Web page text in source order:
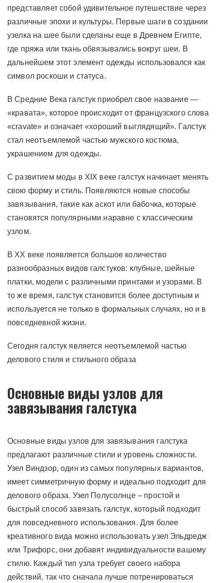
представляет собой удивительное путешествие через
различные эпохи и культуры. Первые шаги в создании
узелка на шее были сделаны еще в Древнем Египте,
где пряжа или ткань обвязывались вокруг шеи. В
дальнейшем этот элемент одежды использовался как
символ роскоши и статуса.
В Средние Века галстук приобрел свое название —
«кравата», которое происходит от французского слова
«cravate» и означает «хороший выглядящий». Галстук
стал неотъемлемой частью мужского костюма,
украшением для одежды.
С развитием моды в XIX веке галстук начинает менять
свою форму и стиль. Появляются новые способы
завязывания, такие как аскот или бабочка, которые
становятся популярными наравне с классическим
узлом.
В XX веке появляется большое количество
разнообразных видов галстуков: клубные, шейные
платки, модели с различными принтами и узорами. В
то же время, галстук становится более доступным и
используется не только в формальных случаях, но и в
повседневной жизни.
Сегодня галстук является неотъемлемой частью
делового стиля и стильного образа
Основные виды узлов для
завязывания галстука
Основные виды узлов для завязывания галстука
предлагают различные стили и уровень сложности.
Узел Виндзор, один из самых популярных вариантов,
имеет симметричную форму и идеально подходит для
делового образа. Узел Полусолнце – простой и
быстрый способ завязать галстук, который подходит
для повседневного использования. Для более
креативного вида можно использовать узел Эльдредж
или Трифорс, они добавят индивидуальности вашему
стилю. Каждый тип узла требует своего набора
действий, так что сначала лучше потренироваться